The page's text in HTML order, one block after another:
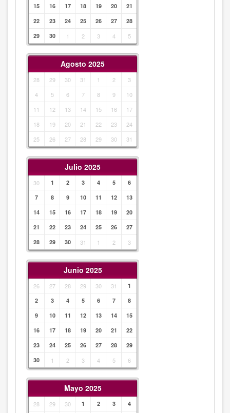
15
16 17 18 19 20
21
22
23 24 25 26 27
28
29
30 1 2 3 4 5
Agosto 2025
28 29 30 31 1 2
3
4
5 6 7 8 9
10
11
12 13 14 15 16
17
18
19 20 21 22 23
24
25
26 27 28 29 30 31
Julio 2025
30 1 2 3 4 5
6
7
8 9 10 11 12
13
14
15 16 17 18 19
20
21
22 23 24 25 26
27
28
29 30 31 1 2 3
Junio 2025
26 27 28 29 30 31
1
2
3 4 5 6 7
8
9
10 11 12 13 14
15
16
17 18 19 20 21
22
23
24 25 26 27 28
29
30
1 2 3 4 5 6
Mayo 2025
28 29 30 1 2 3 4